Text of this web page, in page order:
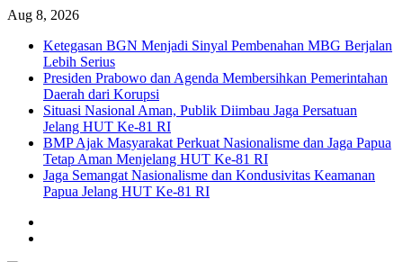
Skip
content
Aug 8, 2026
Ketegasan BGN Menjadi Sinyal Pembenahan MBG Berjalan
Lebih Serius
Presiden Prabowo dan Agenda Membersihkan Pemerintahan
Daerah dari Korupsi
Situasi Nasional Aman, Publik Diimbau Jaga Persatuan
Jelang HUT Ke-81 RI
BMP Ajak Masyarakat Perkuat Nasionalisme dan Jaga Papua
Tetap Aman Menjelang HUT Ke-81 RI
Jaga Semangat Nasionalisme dan Kondusivitas Keamanan
Papua Jelang HUT Ke-81 RI